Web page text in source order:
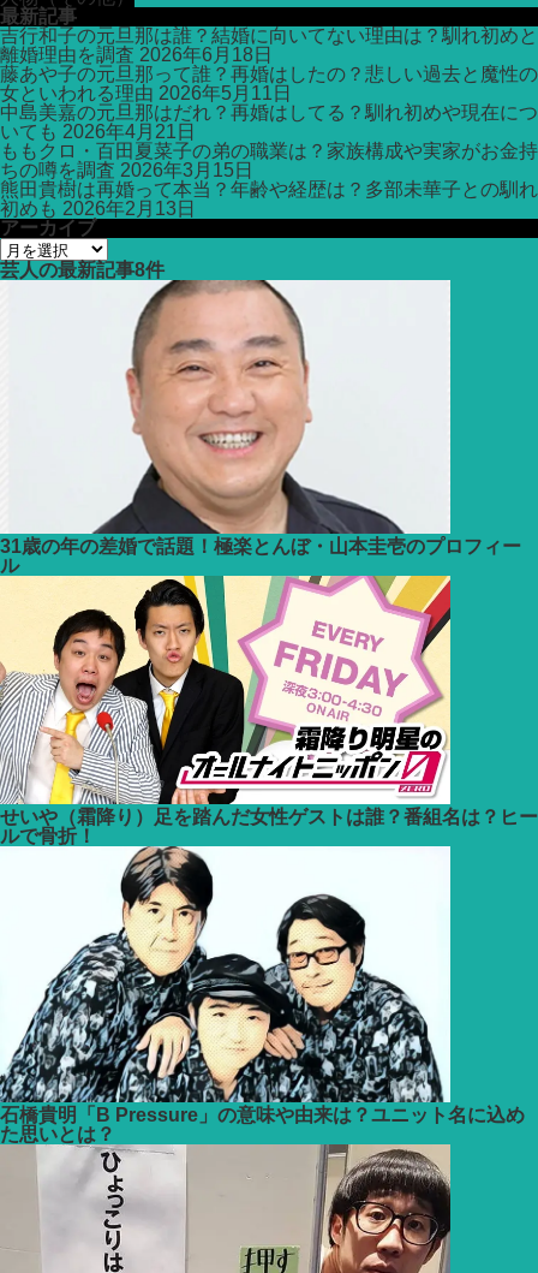
最新記事
吉行和子の元旦那は誰？結婚に向いてない理由は？馴れ初めと
離婚理由を調査 2026年6月18日
藤あや子の元旦那って誰？再婚はしたの？悲しい過去と魔性の
女といわれる理由 2026年5月11日
中島美嘉の元旦那はだれ？再婚はしてる？馴れ初めや現在につ
いても 2026年4月21日
ももクロ・百田夏菜子の弟の職業は？家族構成や実家がお金持
ちの噂を調査 2026年3月15日
熊田貴樹は再婚って本当？年齢や経歴は？多部未華子との馴れ
初めも 2026年2月13日
アーカイブ
ア
ー
カ
芸人の最新記事8件
31歳の年の差婚で話題！極楽とんぼ・山本圭壱のプロフィー
ル
せいや（霜降り）足を踏んだ女性ゲストは誰？番組名は？ヒー
ルで骨折！
石橋貴明「B Pressure」の意味や由来は？ユニット名に込め
た思いとは？